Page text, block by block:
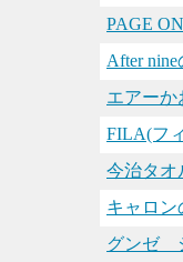
PAGE
After
エアーか
FILA(フ
今治タオ
キャロン
グンゼ